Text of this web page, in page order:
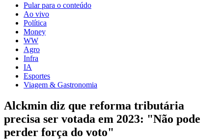
Pular para o conteúdo
Ao vivo
Política
Money
WW
Agro
Infra
IA
Esportes
Viagem & Gastronomia
Alckmin diz que reforma tributária
precisa ser votada em 2023: "Não pode
perder força do voto"